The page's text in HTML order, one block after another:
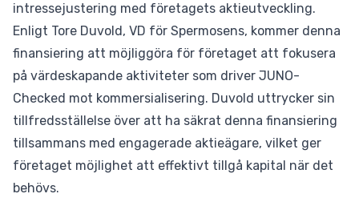
intressejustering med företagets aktieutveckling.
Enligt Tore Duvold, VD för Spermosens, kommer denna
finansiering att möjliggöra för företaget att fokusera
på värdeskapande aktiviteter som driver JUNO-
Checked mot kommersialisering. Duvold uttrycker sin
tillfredsställelse över att ha säkrat denna finansiering
tillsammans med engagerade aktieägare, vilket ger
företaget möjlighet att effektivt tillgå kapital när det
behövs.